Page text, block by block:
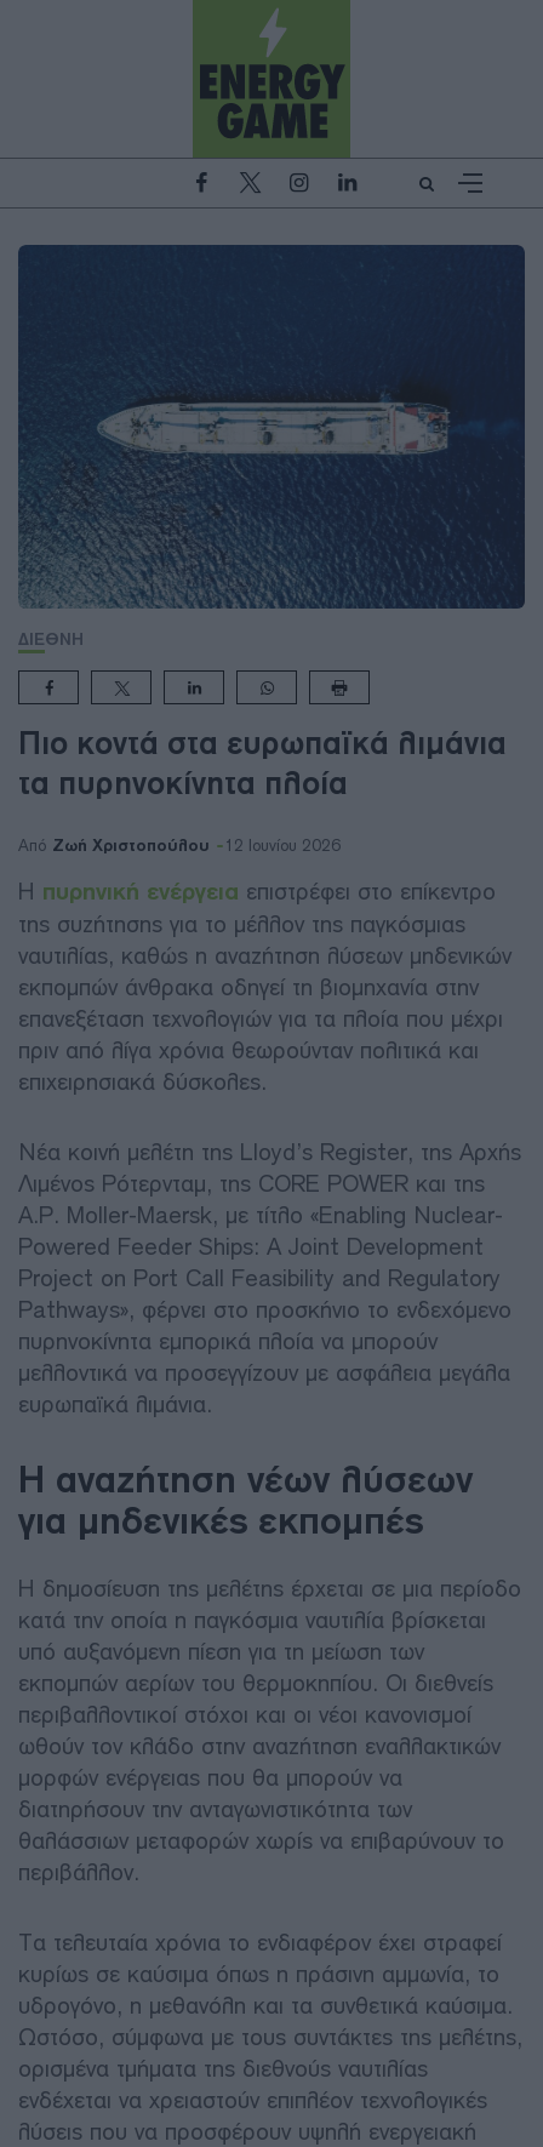
ΔΙΕΘΝΗ
Πιο κοντά στα ευρωπαϊκά λιμάνια
τα πυρηνοκίνητα πλοία
Από Ζωή Χριστοπούλου 12 Ιουνίου 2026
Η πυρηνική ενέργεια επιστρέφει στο επίκεντρο
της συζήτησης για το μέλλον της παγκόσμιας
ναυτιλίας, καθώς η αναζήτηση λύσεων μηδενικών
εκπομπών άνθρακα οδηγεί τη βιομηχανία στην
επανεξέταση τεχνολογιών για τα πλοία που μέχρι
πριν από λίγα χρόνια θεωρούνταν πολιτικά και
επιχειρησιακά δύσκολες.
Νέα κοινή μελέτη της Lloyd’s Register, της Αρχής
Λιμένος Ρότερνταμ, της CORE POWER και της
A.P. Moller-Maersk, με τίτλο «Enabling Nuclear-
Powered Feeder Ships: A Joint Development
Project on Port Call Feasibility and Regulatory
Pathways», φέρνει στο προσκήνιο το ενδεχόμενο
πυρηνοκίνητα εμπορικά πλοία να μπορούν
μελλοντικά να προσεγγίζουν με ασφάλεια μεγάλα
ευρωπαϊκά λιμάνια.
Η αναζήτηση νέων λύσεων
για μηδενικές εκπομπές
Η δημοσίευση της μελέτης έρχεται σε μια περίοδο
κατά την οποία η παγκόσμια ναυτιλία βρίσκεται
υπό αυξανόμενη πίεση για τη μείωση των
εκπομπών αερίων του θερμοκηπίου. Οι διεθνείς
περιβαλλοντικοί στόχοι και οι νέοι κανονισμοί
ωθούν τον κλάδο στην αναζήτηση εναλλακτικών
μορφών ενέργειας που θα μπορούν να
διατηρήσουν την ανταγωνιστικότητα των
θαλάσσιων μεταφορών χωρίς να επιβαρύνουν το
περιβάλλον.
Τα τελευταία χρόνια το ενδιαφέρον έχει στραφεί
κυρίως σε καύσιμα όπως η πράσινη αμμωνία, το
υδρογόνο, η μεθανόλη και τα συνθετικά καύσιμα.
Ωστόσο, σύμφωνα με τους συντάκτες της μελέτης,
ορισμένα τμήματα της διεθνούς ναυτιλίας
ενδέχεται να χρειαστούν επιπλέον τεχνολογικές
λύσεις που να προσφέρουν υψηλή ενεργειακή